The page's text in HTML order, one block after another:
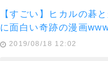
【すごい】ヒカルの碁
に面白い奇跡の漫画
2019/08/18 12:02